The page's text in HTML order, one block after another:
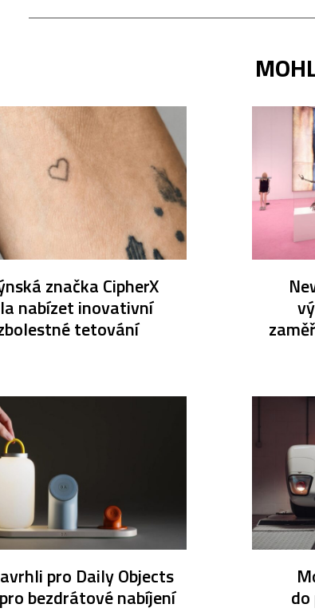
značka CipherX
nabízet inovativní
tetování
pro Daily Objects
bezdrátové nabíjení